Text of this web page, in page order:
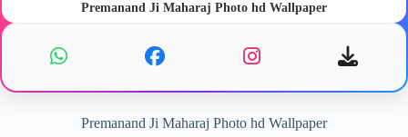
Premanand Ji Maharaj Photo hd Wallpaper
Premanand Ji Maharaj Photo hd Wallpaper